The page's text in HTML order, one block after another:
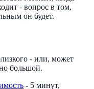
- вопрос в том,
он будет.
- или, может
большой.
- 5 минут,